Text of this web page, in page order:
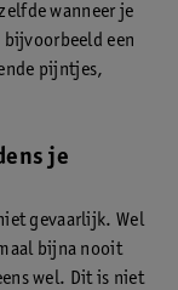
wanneer je
bijvoorbeeld een
pijntjes,
je
gevaarlijk. Wel
bijna nooit
wel. Dit is niet